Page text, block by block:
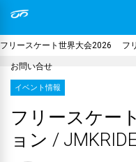
フリースケート世界大会2026 フ
お問い合せ
イベント情報
フリースケー
ョン /